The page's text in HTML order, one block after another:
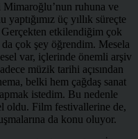
ruhuna ve
üç yıllık süreçte
etkilendiğim çok
çok şey öğrendim. Mesela
var, içlerinde önemli arşiv
müzik tarihi açısından
belki hem çağdaş sanat
istedim. Bu nedenle
oldu. Film festivallerine de,
da konu oluyor.